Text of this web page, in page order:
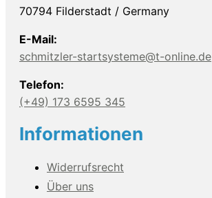
70794 Filderstadt / Germany
E-Mail:
schmitzler-startsysteme@t-online.de
Telefon:
(+49) 173 6595 345
Informationen
Widerrufsrecht
Über uns